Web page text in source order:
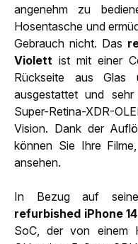
angenehm zu
Hosentasche und
Gebrauch nicht. Das
Violett ist mit einer
Rückseite aus Glas
ausgestattet und
Super-Retina-XDR-
Vision. Dank der
können Sie Ihre
ansehen.
In Bezug auf
refurbished iPhone
SoC, der von einem